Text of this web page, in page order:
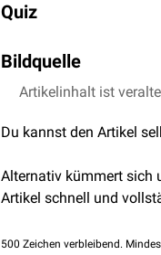
bei
Kniegelenk nach
Schmerzen, wenn
Apley-Test: Bei
Meniskusläsionen
McMurray-Test : Der
den Gelenkspalt,
Quiz
Bildquelle
Bildquelle für
Artikelinhalt ist
Du kannst den Artikel
Alternativ kümmert sich
Artikel schnell und
500 Zeichen verbleibend.